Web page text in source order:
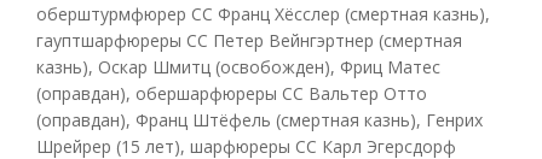
оберштурмфюрер СС Франц Хёсслер (смертная казнь),
гауптшарфюреры СС Петер Вейнгэртнер (смертная
казнь), Оскар Шмитц (освобожден), Фриц Матес
(оправдан), обершарфюреры СС Вальтер Отто
(оправдан), Франц Штёфель (смертная казнь), Генрих
Шрейрер (15 лет), шарфюреры СС Карл Эгерсдорф